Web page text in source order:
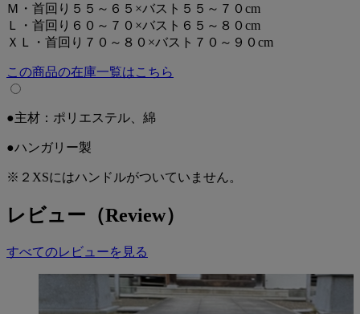
●胸部分には反射リフレクター付き
夜や雨の日のお散歩も安心
バスト45-60ｃｍ以下は反射糸仕様になります。
●ロゴ部分はワンタッチテープで取り換え可能
別売りのお名前ラベルを取り付ければうちの子だけの仕様
に。
●世界中で愛される人気のブランド
ハンガリーの工場でひとつひとつ丁寧に縫製・検品し製造さ
安全性のチェックにはマシンテストも導入されており、高い
品質が評価されています。
※ｂａｂｙ２～ＭＩＮＩはDカンが樹脂製から金属製に順次
仕様変更となっております。
※ご了承のほどよろしくお願いいたします。
Ｍ・首回り５５～６５×バスト５５～７０cm
Ｌ・首回り６０～７０×バスト６５～８０cm
ＸＬ・首回り７０～８０×バスト７０～９０cm
この商品の在庫一覧はこちら
●主材：ポリエステル、綿
●ハンガリー製
※２XSにはハンドルがついていません。
レビュー（Review）
すべてのレビューを見る